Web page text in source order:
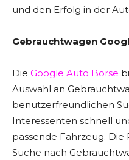
und den Erfolg in der
Gebrauchtwagen
Die Google Auto Börse
Auswahl an
benutzerfreundlichen
Interessenten schnell
passende Fahrzeug.
Suche nach